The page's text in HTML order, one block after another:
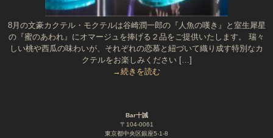
8月の文豪カクテル・モクテルは谷崎潤一郎の『人魚の嘆き』と室生犀星
の『蜜のあわれ』にオマージュを捧げる２品をご提供いたします。 瑞々
しい桃や西瓜の味わいが、それぞれの恋慕と紐づいて織り成す特別なカ
クテルをお楽しみください […]
→続きを読む
Bar十誡
〒104-0061
東京都中央区銀座5-1-8